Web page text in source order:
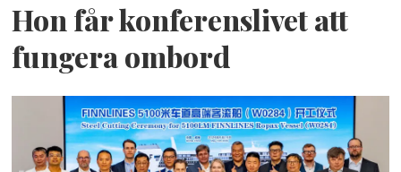
Hon får konferenslivet att
fungera ombord